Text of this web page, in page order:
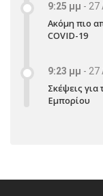
9:25 μμ - 27
Ακόμη πιο
COVID-19
9:23 μμ - 27
Σκέψεις για
Εμπορίου